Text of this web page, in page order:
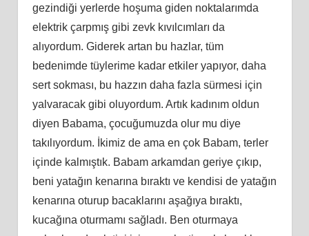
gezindiği yerlerde hoşuma giden noktalarımda
elektrik çarpmış gibi zevk kıvılcımları da
alıyordum. Giderek artan bu hazlar, tüm
bedenimde tüylerime kadar etkiler yapıyor, daha
sert sokması, bu hazzın daha fazla sürmesi için
yalvaracak gibi oluyordum. Artık kadınım oldun
diyen Babama, çocuğumuzda olur mu diye
takılıyordum. İkimiz de ama en çok Babam, terler
içinde kalmıştık. Babam arkamdan geriye çıkıp,
beni yatağın kenarına bıraktı ve kendisi de yatağın
kenarına oturup bacaklarını aşağıya bıraktı,
kucağına oturmamı sağladı. Ben oturmaya